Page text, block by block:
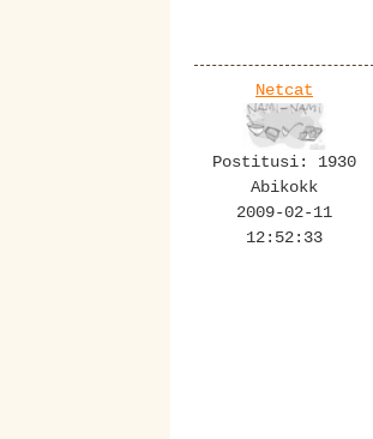
Netcat
Postitusi: 1930
Abikokk
2009-02-11
12:52:33